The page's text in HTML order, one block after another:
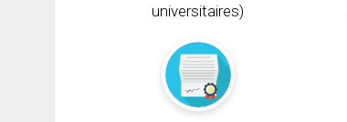
universitaires)